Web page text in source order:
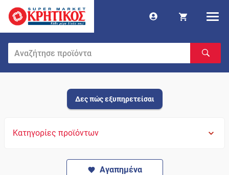
Δες πώς εξυπηρετείσαι
Κατηγορίες προϊόντων
Αγαπημένα